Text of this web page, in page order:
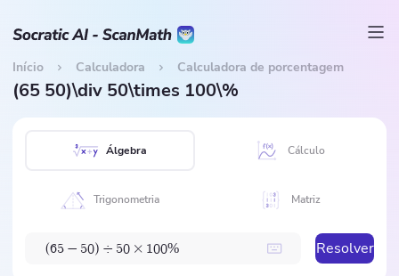
Início Calculadora Calculadora de porcentagem
(65 50)\div 50\times 100\%
Álgebra Cálculo
Trigonometria Matriz
(65 − 50) ÷ 50 × 100% Resolver